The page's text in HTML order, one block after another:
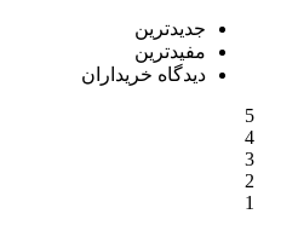
جدیدترین
مفیدترین
دیدگاه خریداران
5
4
3
2
1